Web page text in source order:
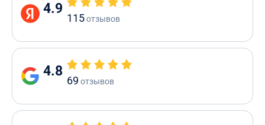
4.9
115отзывов
4.8
69 отзывов